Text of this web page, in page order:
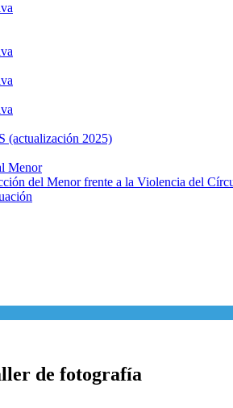
(actualización 2025)
Menor
del Menor frente a la Violencia del
de fotografía